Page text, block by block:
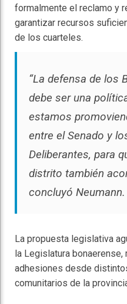
formalmente el reclamo y
garantizar recursos
de los cuarteles.
“La defensa de los
debe ser una
estamos
entre el Senado y
Deliberantes, para
distrito también
concluyó Neumann.
La propuesta legislativa
la Legislatura
adhesiones desde
comunitarios de la